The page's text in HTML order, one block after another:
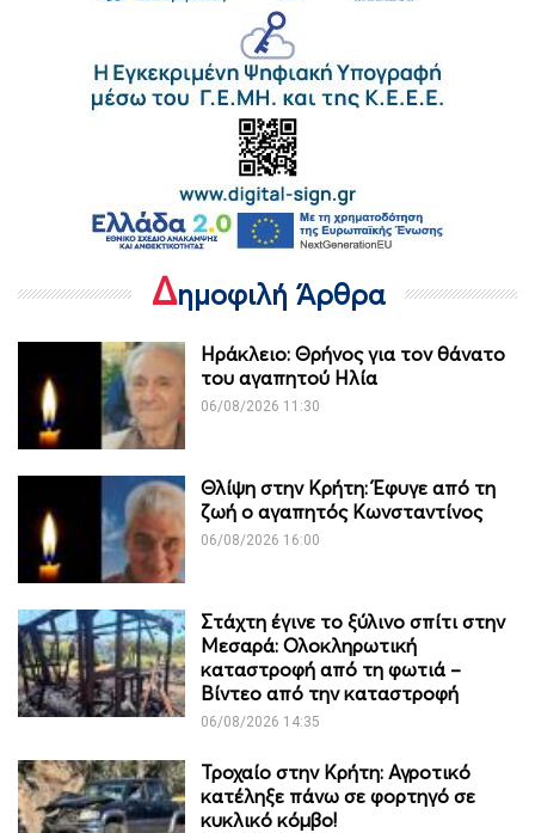
Δημοφιλή Άρθρα
Ηράκλειο: Θρήνος για τον θάνατο
του αγαπητού Ηλία
06/08/2026 11:30
Θλίψη στην Κρήτη: Έφυγε από τη
ζωή ο αγαπητός Κωνσταντίνος
06/08/2026 16:00
Στάχτη έγινε το ξύλινο σπίτι στην
Μεσαρά: Ολοκληρωτική
καταστροφή από τη φωτιά –
Βίντεο από την καταστροφή
06/08/2026 14:35
Τροχαίο στην Κρήτη: Αγροτικό
κατέληξε πάνω σε φορτηγό σε
κυκλικό κόμβο!